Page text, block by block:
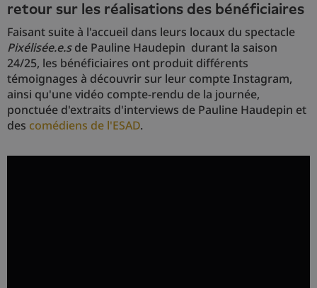
retour sur les réalisations des bénéficiaires
Faisant suite à l'accueil dans leurs locaux du spectacle
Pixélisée.e.sde Pauline Haudepin durant la saison
24/25, les bénéficiaires ont produit différents
témoignages à découvrir sur leur compte Instagram,
ainsi qu'une vidéo compte-rendu de la journée,
ponctuée d'extraits d'interviews de Pauline Haudepin et
des comédiens de l'ESAD.